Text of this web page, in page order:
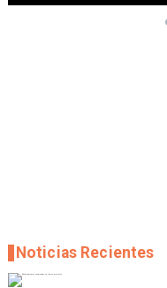
Noticias Recientes